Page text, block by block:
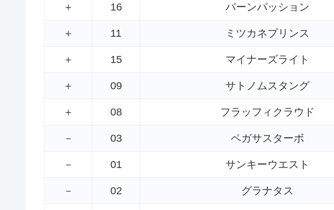
＋ 16 バーンパッション
＋ 11 ミツカネプリンス
＋ 15 マイナーズライト
＋ 09 サトノムスタング
＋ 08 フラッフィクラウド
－ 03 ペガサスターボ
－ 01 サンキーウエスト
－ 02 グラナタス